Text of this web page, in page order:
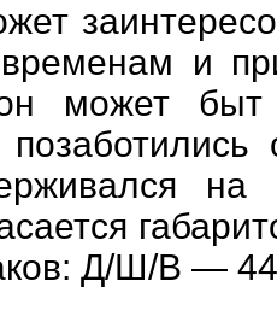
и
он может
Д/Ш/В —